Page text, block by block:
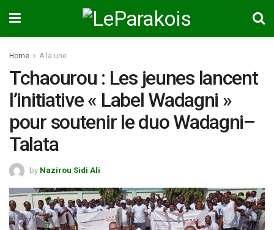
Home A la une
Tchaourou : Les jeunes lancent
l’initiative « Label Wadagni »
pour soutenir le duo Wadagni–
Talata
by Nazirou Sidi Ali